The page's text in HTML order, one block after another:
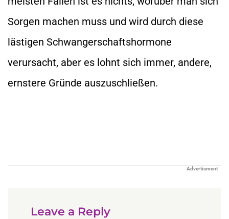
Sorgen machen muss und wird durch diese
lästigen Schwangerschaftshormone
verursacht, aber es lohnt sich immer, andere,
ernstere Gründe auszuschließen.
Advertisment
Leave a Reply